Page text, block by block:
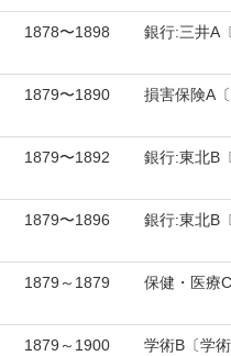
1878〜1898 銀行:三井A
1879〜1890 損害保険A〔
1879〜1892 銀行:東北B
1879〜1896 銀行:東北B
1879～1879 保健・医療
1879～1900 学術B〔学